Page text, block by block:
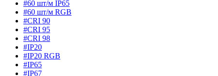
#60 шт/м IP65
#60 шт/м RGB
#CRI 90
#CRI 95
#CRI 98
#IP20
#IP20 RGB
#IP65
#IP67